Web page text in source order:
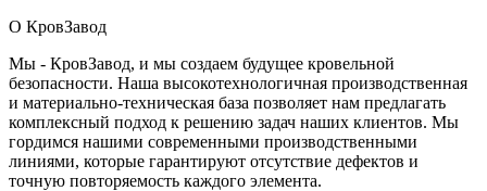
О КровЗавод
Мы - КровЗавод, и мы создаем будущее кровельной
безопасности. Наша высокотехнологичная производственная
и материально-техническая база позволяет нам предлагать
комплексный подход к решению задач наших клиентов. Мы
гордимся нашими современными производственными
линиями, которые гарантируют отсутствие дефектов и
точную повторяемость каждого элемента.